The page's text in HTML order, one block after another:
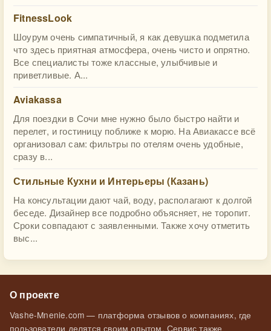
FitnessLook
Шоурум очень симпатичный, я как девушка подметила
что здесь приятная атмосфера, очень чисто и опрятно.
Все специалисты тоже классные, улыбчивые и
приветливые. А...
Aviakassa
Для поездки в Сочи мне нужно было быстро найти и
перелет, и гостиницу поближе к морю. На Авиакассе всё
организовал сам: фильтры по отелям очень удобные,
сразу в...
Стильные Кухни и Интерьеры (Казань)
На консультации дают чай, воду, располагают к долгой
беседе. Дизайнер все подробно объясняет, не торопит.
Сроки совпадают с заявленными. Также хочу отметить
выс...
О проекте
Vashe-Mnenie.com — платформа отзывов о компаниях, где
пользователи делятся своим опытом. Сервис также